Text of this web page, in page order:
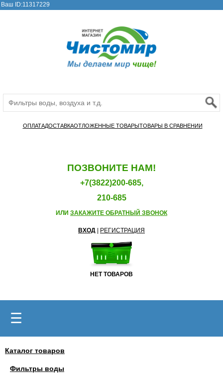
Ваш ID:11317229
ОПЛАТАДОСТАВКАОТЛОЖЕННЫЕ ТОВАРЫТОВАРЫ В СРАВНЕНИИ
ПОЗВОНИТЕ НАМ!
+7(3822)200-685,
210-685
ИЛИ ЗАКАЖИТЕ ОБРАТНЫЙ ЗВОНОК
ВХОД РЕГИСТРАЦИЯ
НЕТ ТОВАРОВ
☰
Каталог товаров
Фильтры воды